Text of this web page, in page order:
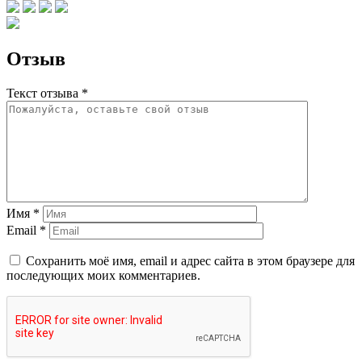
Отзыв
Текст отзыва *
Имя *
Email *
Сохранить моё имя, email и адрес сайта в этом браузере для
последующих моих комментариев.